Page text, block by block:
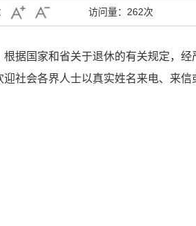
访问量： 262次
根据国家和省关于退休的有关规定，经
迎社会各界人士以真实姓名来电、来信